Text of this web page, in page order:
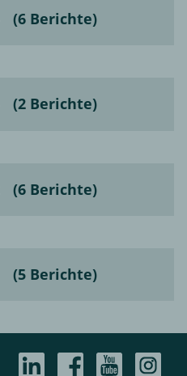
(6 Berichte)
(2 Berichte)
(6 Berichte)
(5 Berichte)